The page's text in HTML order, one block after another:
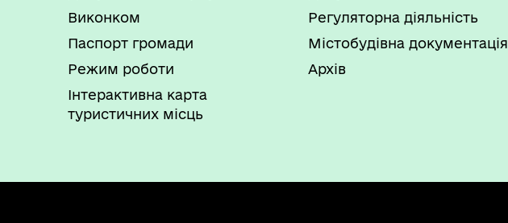
Виконком
Паспорт громади
Режим роботи
Інтерактивна карта
туристичних місць
Регуляторна діяльність
Містобудівна документація
Архів